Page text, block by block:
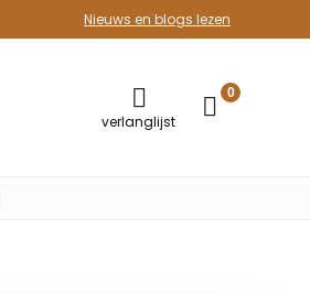
Nieuws en blogs lezen
verlanglijst
0